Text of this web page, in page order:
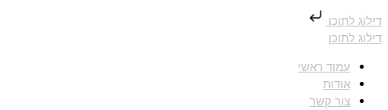
דילוג לתוכן
דילוג לתוכן
עמוד ראשי
אודות
צור קשר